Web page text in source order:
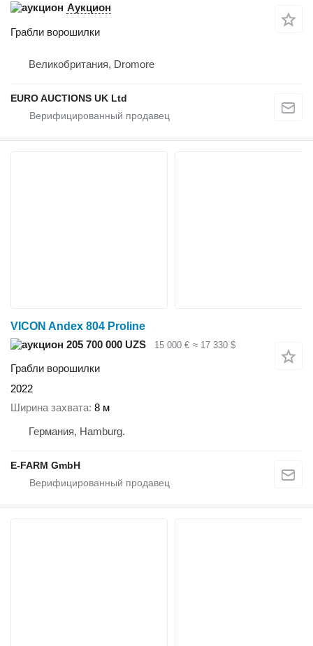
Аукцион
Грабли ворошилки
Великобритания, Dromore
EURO AUCTIONS UK Ltd
VICON Andex 804 Proline
205 700 000 UZS
15 000 € ≈ 17 330 $
Грабли ворошилки
2022
Ширина захвата 8 м
Германия, Hamburg.
E-FARM GmbH